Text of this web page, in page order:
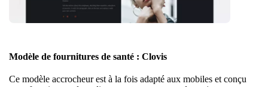
Modèle de fournitures de santé : Clovis
Ce modèle accrocheur est à la fois adapté aux mobiles et conçu